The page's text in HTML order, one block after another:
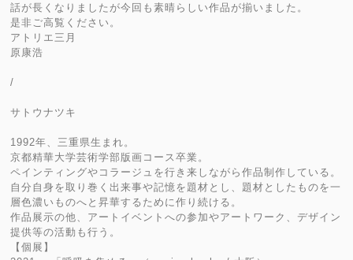
話が長くなりましたが今回も素晴らしい作品が揃いました。
是非ご高覧ください。
アトリエ三月
原康浩
/
サトウナツキ
1992年、三重県生まれ。
京都精華大学芸術学部版画コース卒業。
ペインティングやコラージュを行き来しながら作品制作している。
自分自身を取り巻く出来事や記憶を題材とし、題材としたものを一
層色濃いものへと昇華するために作り続ける。
作品展示の他、アートイベントへの参加やアートワーク、デザイン
提供等の活動も行う。
【個展】